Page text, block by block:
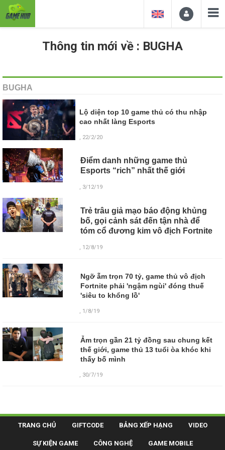
Thông tin mới về : BUGHA
BUGHA
Lộ diện top 10 game thủ có thu nhập
cao nhất làng Esports
, 22/2/20
Điểm danh những game thủ
Esports “rich” nhất thế giới
, 3/12/19
Trẻ trâu giả mạo báo động khủng
bố, gọi cảnh sát đến tận nhà để
tóm cổ đương kim vô địch Fortnite
, 12/8/19
Ngỡ ẵm trọn 70 tỷ, game thủ vô địch
Fortnite phải 'ngậm ngùi' đóng thuế
'siêu to khổng lồ'
, 1/8/19
Ẵm trọn gần 21 tỷ đồng sau chung kết
thế giới, game thủ 13 tuổi òa khóc khi
thấy bố mình
, 30/7/19
TRANG CHỦ GIFTCODE BẢNG XẾP HẠNG VIDEO
SỰ KIỆN GAME CÔNG NGHỆ GAME MOBILE